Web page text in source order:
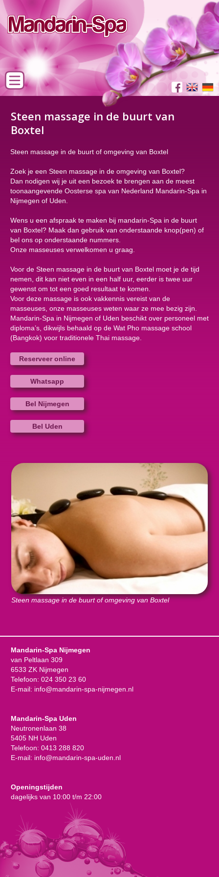
Steen massage in de buurt van
Boxtel
Steen massage in de buurt of omgeving van Boxtel
Zoek je een Steen massage in de omgeving van Boxtel?
Dan nodigen wij je uit een bezoek te brengen aan de meest
toonaangevende Oosterse spa van Nederland Mandarin-Spa in
Nijmegen of Uden.
Wens u een afspraak te maken bij mandarin-Spa in de buurt
van Boxtel? Maak dan gebruik van onderstaande knop(pen) of
bel ons op onderstaande nummers.
Onze masseuses verwelkomen u graag.
Voor de Steen massage in de buurt van Boxtel moet je de tijd
nemen, dit kan niet even in een half uur, eerder is twee uur
gewenst om tot een goed resultaat te komen.
Voor deze massage is ook vakkennis vereist van de
masseuses, onze masseuses weten waar ze mee bezig zijn.
Mandarin-Spa in Nijmegen of Uden beschikt over personeel met
diploma’s, dikwijls behaald op de Wat Pho massage school
(Bangkok) voor traditionele Thai massage.
Reserveer online
Whatsapp
Bel Nijmegen
Bel Uden
Steen massage in de buurt of omgeving van Boxtel
Mandarin-Spa Nijmegen
van Peltlaan 309
6533 ZK Nijmegen
Telefoon: 024 350 23 60
E-mail: info@mandarin-spa-nijmegen.nl
Mandarin-Spa Uden
Neutronenlaan 38
5405 NH Uden
Telefoon: 0413 288 820
E-mail: info@mandarin-spa-uden.nl
Openingstijden
dagelijks van 10:00 t/m 22:00